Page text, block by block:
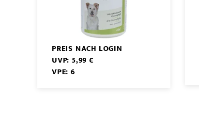
PREIS NACH LOGIN
UVP: 5,99 €
VPE: 6